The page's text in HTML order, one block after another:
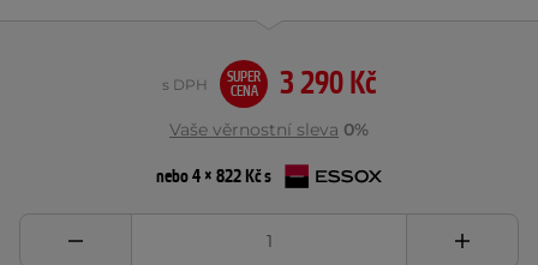
3 290 Kč
s DPH
SUPER
CENA
Vaše věrnostní sleva 0%
nebo 4 × 822 Kč s